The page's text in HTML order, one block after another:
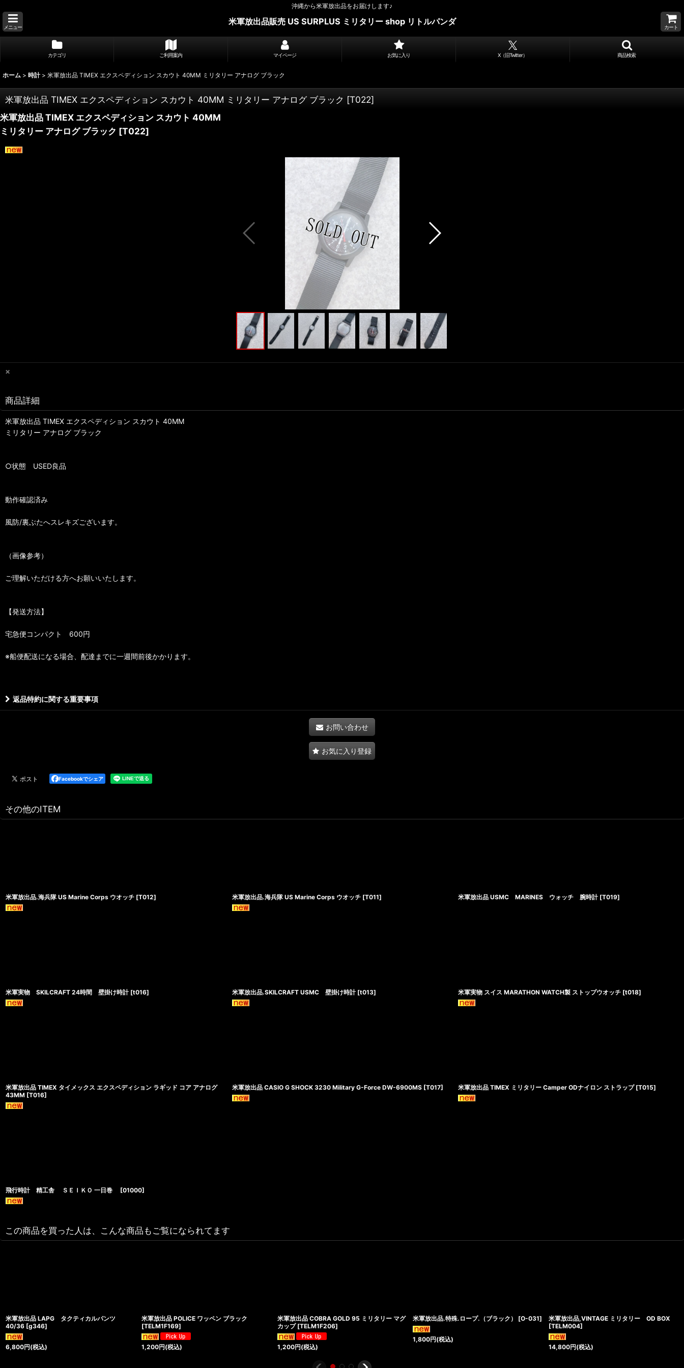
沖縄から米軍放出品をお届けします♪
メニュー
米軍放出品販売 US SURPLUS ミリタリー shop リトルパンダ
カート
カテゴリ ご利用案内 マイページ お気に入り X（旧Twitter） 商品検索
ホーム > 時計 > 米軍放出品 TIMEX エクスペディション スカウト 40MM ミリタリー アナログ ブラック
米軍放出品 TIMEX エクスペディション スカウト 40MM ミリタリー アナログ ブラック [T022]
米軍放出品 TIMEX エクスペディション スカウト 40MM
ミリタリー アナログ ブラック [T022]
×
商品詳細
米軍放出品 TIMEX エクスペディション スカウト 40MM
ミリタリー アナログ ブラック
○状態 USED良品
動作確認済み
風防/裏ぶたへスレキズございます。
（画像参考）
ご理解いただける方へお願いいたします。
【発送方法】
宅急便コンパクト 600円
※船便配送になる場合、配達までに一週間前後かかります。
返品特約に関する重要事項
お問い合わせ
お気に入り登録
Facebookでシェア
その他のITEM
米軍放出品.海兵隊 US Marine Corps ウオッチ [T012] 米軍放出品.海兵隊 US Marine Corps ウオッチ [T011] 米軍放出品 USMC MARINES ウォッチ 腕時計 [T019]
米軍実物 SKILCRAFT 24時間 壁掛け時計 [t016] 米軍放出品.SKILCRAFT USMC 壁掛け時計 [t013] 米軍実物 スイス MARATHON WATCH製 ストップウオッチ [t018]
米軍放出品 TIMEX タイメックス エクスペディション ラギッド コア アナログ
43MM [T016]
米軍放出品 CASIO G SHOCK 3230 Military G-Force DW-6900MS [T017] 米軍放出品 TIMEX ミリタリー Camper ODナイロン ストラップ [T015]
飛行時計 精工舎 ＳＥＩＫＯ 一日巻 [01000]
この商品を買った人は、こんな商品もご覧になられてます
米軍放出品 LAPG タクティカルパンツ
40/36 [g346]
6,800円(税込)
米軍放出品 POLICE ワッペン ブラック
[TELM1F169]
1,200円(税込)
米軍放出品 COBRA GOLD 95 ミリタリー マグ
カップ [TELM1F206]
1,200円(税込)
米軍放出品.特殊.ロープ.（ブラック） [O-031]
1,800円(税込)
米軍放出品,VINTAGE ミリタリー OD BOX
[TELM004]
14,800円(税込)